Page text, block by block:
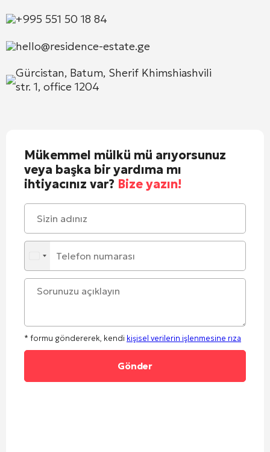
+995 551 50 18 84
hello@residence-estate.ge
Gürcistan, Batum, Sherif Khimshiashvili
str. 1, office 1204
Mükemmel mülkü mü arıyorsunuz
veya başka bir yardıma mı
ihtiyacınız var? Bize yazın!
* formu göndererek, kendi kişisel verilerin işlenmesine rıza